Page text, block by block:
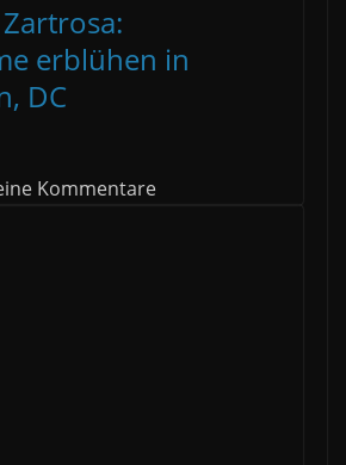
erblühen in
DC
Kommentare